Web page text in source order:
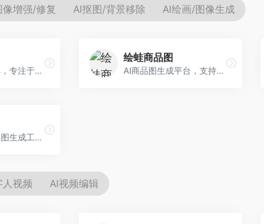
像增强/修复 AI抠图/背景移除 AI绘画/图像生成
AI模特商拍工具，专注于服装电商。面向服装电商卖家，提供虚拟模特试穿、商品展示图生成等服务，模特形象多样，拍摄成本低。
绘蛙商品图
AI商品图生成平台，支持模特换装和场景生成。面向电商卖家，提供商品上身效果展示、场景化商品图生成等服务，电商营销效果显著。
跨境电商AI商品图生成工具。面向跨境电商卖家，支持多语言商品图生成、模特替换、场景优化等服务，适配海外电商平台需求。
人视频 AI视频编辑